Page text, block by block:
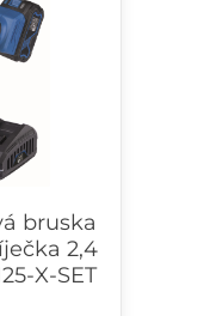
bruska
2,4
X-SET